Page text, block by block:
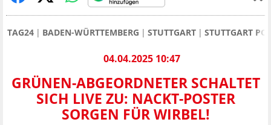
TAG24 BADEN-WÜRTTEMBERG STUTTGART STUTTGART
04.04.2025 10:47
GRÜNEN-ABGEORDNETER SCHALTET
SICH LIVE ZU: NACKT-POSTER
SORGEN FÜR WIRBEL!